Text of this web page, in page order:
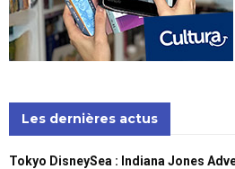
Les dernières actus
Tokyo DisneySea : Indiana Jones